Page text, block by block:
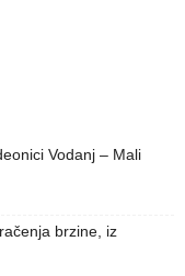
Vodanj – Mali
brzine, iz